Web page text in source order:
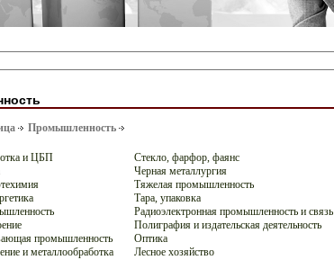
Промышленность
и ЦБП Стекло, фарфор, фаянс
Черная металлургия
Тяжелая промышленность
Тара, упаковка
Радиоэлектронная промышленность и связь
Полиграфия и издательская деятельность
промышленность
Оптика
и металлообработка
Лесное хозяйство